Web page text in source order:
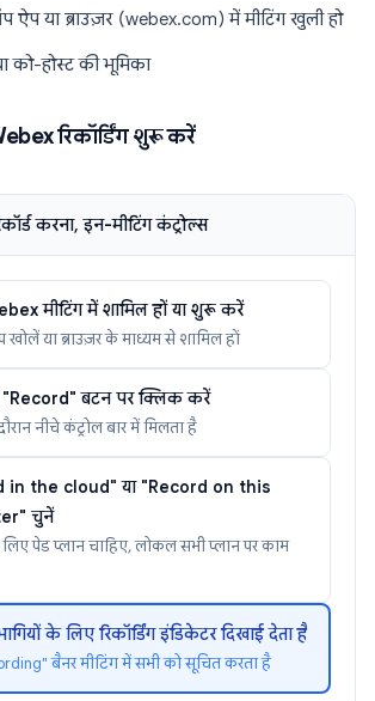
ऐप या ब्राउज़र (webex.com) में मीटिंग खुली हो
को-होस्ट की भूमिका
रिकॉर्डिंग शुरू करें
करना, इन-मीटिंग कंट्रोल्स
मीटिंग में शामिल हों या शुरू करें
खोलें या ब्राउज़र के माध्यम से शामिल हों
"Record" बटन पर क्लिक करें
नीचे कंट्रोल बार में मिलता है
in the cloud" या "Record on this
चुनें
पेड प्लान चाहिए, लोकल सभी प्लान पर काम
के लिए रिकॉर्डिंग इंडिकेटर दिखाई देता है
बैनर मीटिंग में सभी को सूचित करता है